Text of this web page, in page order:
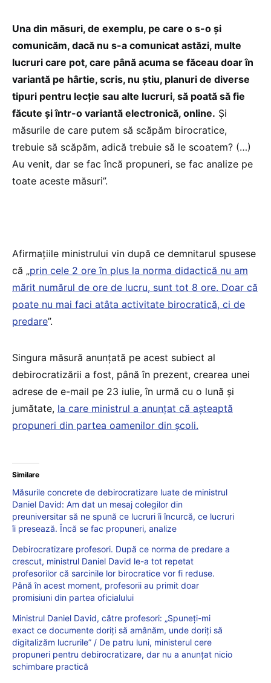
Una din măsuri, de exemplu, pe care o s-o și
comunicăm, dacă nu s-a comunicat astăzi, multe
lucruri care pot, care până acuma se făceau doar în
variantă pe hârtie, scris, nu știu, planuri de diverse
tipuri pentru lecție sau alte lucruri, să poată să fie
făcute și într-o variantă electronică, online. Și
măsurile de care putem să scăpăm birocratice,
trebuie să scăpăm, adică trebuie să le scoatem? (…)
Au venit, dar se fac încă propuneri, se fac analize pe
toate aceste măsuri”.
Afirmațiile ministrului vin după ce demnitarul spusese
că „prin cele 2 ore în plus la norma didactică nu am
mărit numărul de ore de lucru, sunt tot 8 ore. Doar că
poate nu mai faci atâta activitate birocratică, ci de
predare”.
Singura măsură anunțată pe acest subiect al
debirocratizării a fost, până în prezent, crearea unei
adrese de e-mail pe 23 iulie, în urmă cu o lună și
jumătate, la care ministrul a anunțat că așteaptă
propuneri din partea oamenilor din școli.
Similare
Măsurile concrete de debirocratizare luate de ministrul
Daniel David: Am dat un mesaj colegilor din
preuniversitar să ne spună ce lucruri îi încurcă, ce lucruri
îi presează. Încă se fac propuneri, analize
Debirocratizare profesori. După ce norma de predare a
crescut, ministrul Daniel David le-a tot repetat
profesorilor că sarcinile lor birocratice vor fi reduse.
Până în acest moment, profesorii au primit doar
promisiuni din partea oficialului
Ministrul Daniel David, către profesori: „Spuneți-mi
exact ce documente doriți să amânăm, unde doriți să
digitalizăm lucrurile” / De patru luni, ministerul cere
propuneri pentru debirocratizare, dar nu a anunțat nicio
schimbare practică